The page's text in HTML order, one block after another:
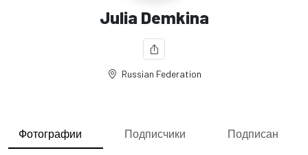
Julia Demkina
Russian Federation
Фотографии Подписчики Подписан